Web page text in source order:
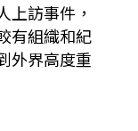
上訪事件，
有組織和紀
外界高度重